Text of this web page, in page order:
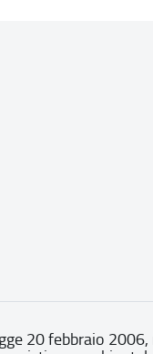
20 febbraio 2006,